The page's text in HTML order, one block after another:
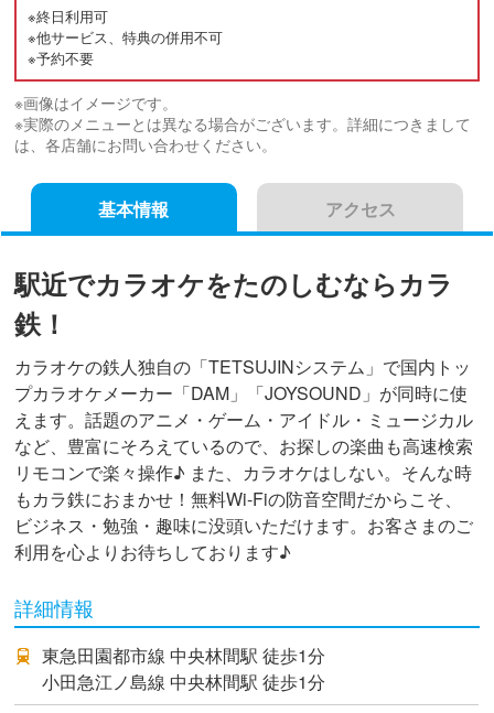
※終日利用可
※他サービス、特典の併用不可
※予約不要
※画像はイメージです。
※実際のメニューとは異なる場合がございます。詳細につきまして
は、各店舗にお問い合わせください。
基本情報 アクセス
駅近でカラオケをたのしむならカラ
鉄！
カラオケの鉄人独自の「TETSUJINシステム」で国内トッ
プカラオケメーカー「DAM」「JOYSOUND」が同時に使
えます。話題のアニメ・ゲーム・アイドル・ミュージカル
など、豊富にそろえているので、お探しの楽曲も高速検索
リモコンで楽々操作♪ また、カラオケはしない。そんな時
もカラ鉄におまかせ！無料Wi-Fiの防音空間だからこそ、
ビジネス・勉強・趣味に没頭いただけます。お客さまのご
利用を心よりお待ちしております♪
詳細情報
東急田園都市線 中央林間駅 徒歩1分
小田急江ノ島線 中央林間駅 徒歩1分